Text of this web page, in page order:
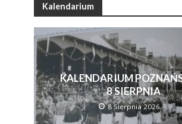
Kalendarium
KALENDARIUM
8 SIERPNIA
8 Sierpnia 2026